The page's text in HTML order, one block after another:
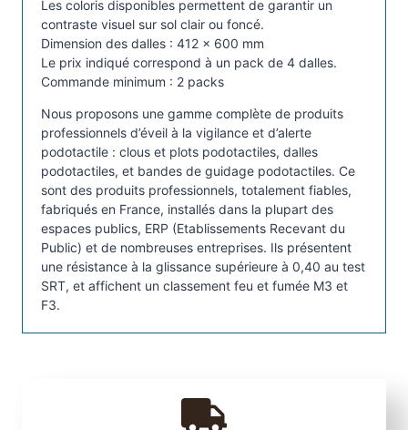
r
a
l
-
P
4
M
Les coloris disponibles permettent de garantir un
contraste visuel sur sol clair ou foncé.
Dimension des dalles : 412 x 600 mm
Le prix indiqué correspond à un pack de 4 dalles.
Commande minimum : 2 packs
Nous proposons une gamme complète de produits
professionnels d’éveil à la vigilance et d’alerte
podotactile : clous et plots podotactiles, dalles
podotactiles, et bandes de guidage podotactiles. Ce
sont des produits professionnels, totalement fiables,
fabriqués en France, installés dans la plupart des
espaces publics, ERP (Etablissements Recevant du
Public) et de nombreuses entreprises. Ils présentent
une résistance à la glissance supérieure à 0,40 au test
SRT, et affichent un classement feu et fumée M3 et
F3.